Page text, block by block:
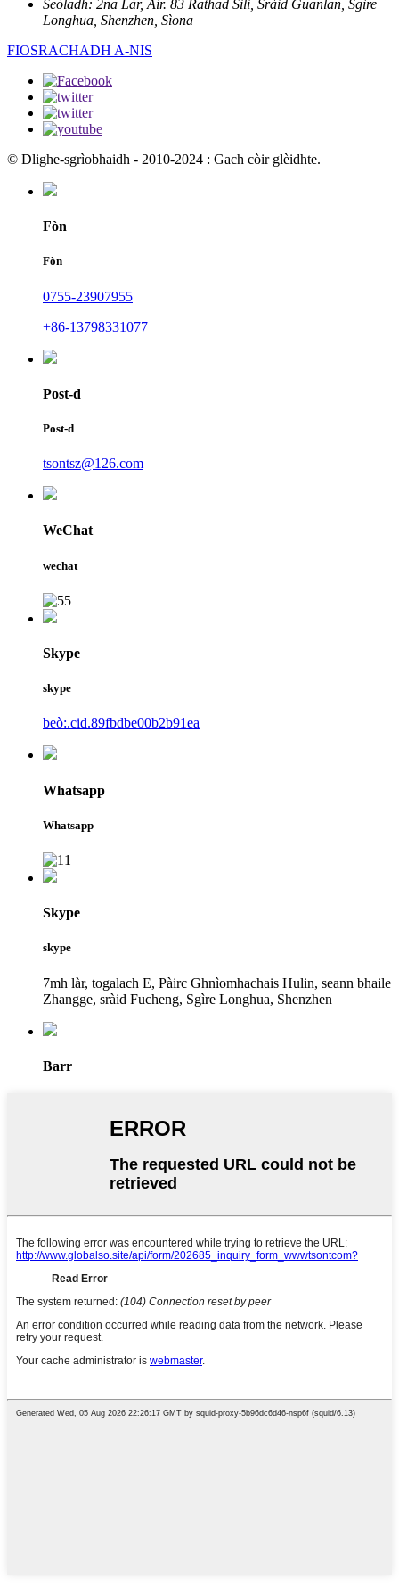
Seòladh: 2na Làr, Àir. 83 Rathad Sili, Sràid Guanlan, Sgìre
Longhua, Shenzhen, Sìona
FIOSRACHADH A-NIS
© Dlighe-sgrìobhaidh - 2010-2024 : Gach còir glèidhte.
Fòn
Fòn
0755-23907955
+86-13798331077
Post-d
Post-d
tsontsz@126.com
WeChat
wechat
Skype
skype
beò:.cid.89fbdbe00b2b91ea
Whatsapp
Whatsapp
Skype
skype
7mh làr, togalach E, Pàirc Ghnìomhachais Hulin, seann bhaile
Zhangge, sràid Fucheng, Sgìre Longhua, Shenzhen
Barr